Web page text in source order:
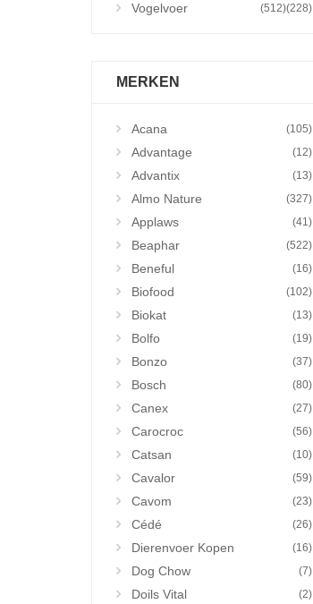
(228)
Vogelvoer (512)
MERKEN
Acana (105)
Advantage (12)
Advantix (13)
Almo Nature (327)
Applaws (41)
Beaphar (522)
Beneful (16)
Biofood (102)
Biokat (13)
Bolfo (19)
Bonzo (37)
Bosch (80)
Canex (27)
Carocroc (56)
Catsan (10)
Cavalor (59)
Cavom (23)
Cédé (26)
Dierenvoer Kopen (16)
Dog Chow (7)
Doils Vital (2)